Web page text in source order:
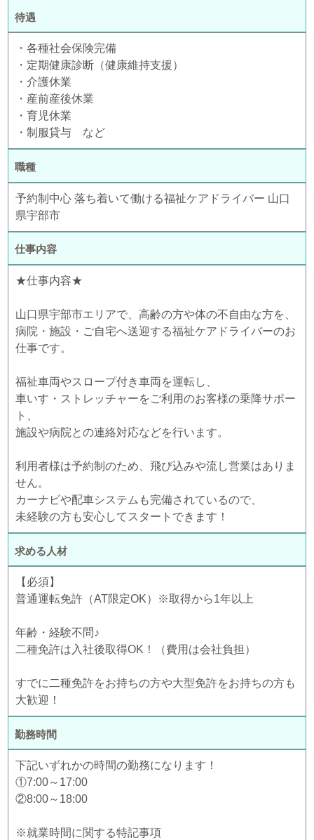
待遇
・各種社会保険完備
・定期健康診断（健康維持支援）
・介護休業
・産前産後休業
・育児休業
・制服貸与 など
職種
予約制中心 落ち着いて働ける福祉ケアドライバー 山口
県宇部市
仕事内容
★仕事内容★
山口県宇部市エリアで、高齢の方や体の不自由な方を、
病院・施設・ご自宅へ送迎する福祉ケアドライバーのお
仕事です。
福祉車両やスロープ付き車両を運転し、
車いす・ストレッチャーをご利用のお客様の乗降サポー
ト、
施設や病院との連絡対応などを行います。
利用者様は予約制のため、飛び込みや流し営業はありま
せん。
カーナビや配車システムも完備されているので、
未経験の方も安心してスタートできます！
求める人材
【必須】
普通運転免許（AT限定OK）※取得から1年以上
年齢・経験不問♪
二種免許は入社後取得OK！（費用は会社負担）
すでに二種免許をお持ちの方や大型免許をお持ちの方も
大歓迎！
勤務時間
下記いずれかの時間の勤務になります！
①7:00～17:00
②8:00～18:00
※就業時間に関する特記事項